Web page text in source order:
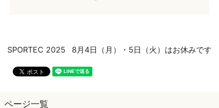
SPORTEC 2025 8月4日（月）・5日（火）はお休みです